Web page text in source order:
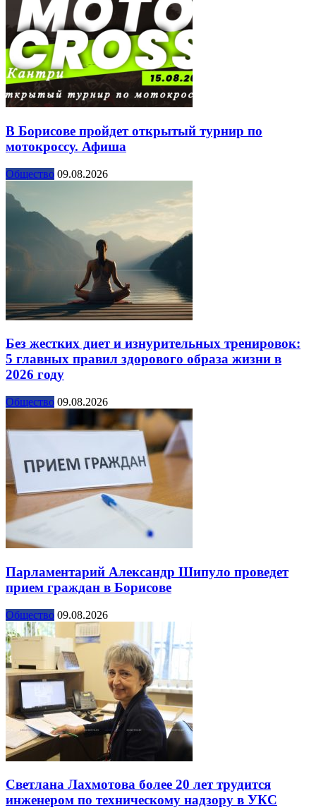
В Борисове пройдет открытый турнир по
мотокроссу. Афиша
Общество 09.08.2026
Без жестких диет и изнурительных тренировок:
5 главных правил здорового образа жизни в
2026 году
Общество 09.08.2026
Парламентарий Александр Шипуло проведет
прием граждан в Борисове
Общество 09.08.2026
Светлана Лахмотова более 20 лет трудится
инженером по техническому надзору в УКС